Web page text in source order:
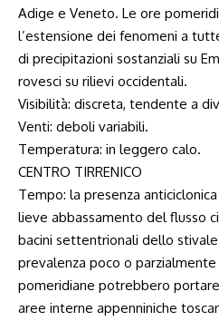
Adige e Veneto. Le ore
l’estensione dei fenomeni a
di precipitazioni sostanziali su
rovesci su rilievi occidentali.
Visibilità: discreta, tendente a
Venti: deboli variabili.
Temperatura: in leggero calo.
CENTRO TIRRENICO
Tempo: la presenza
lieve abbassamento del flusso
bacini settentrionali dello
prevalenza poco o
pomeridiane potrebbero
aree interne appenniniche